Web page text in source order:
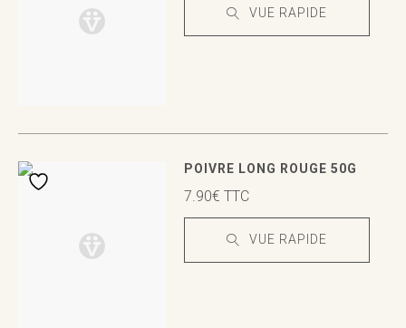
VUE RAPIDE
POIVRE LONG ROUGE 50G
7.90€ TTC
VUE RAPIDE